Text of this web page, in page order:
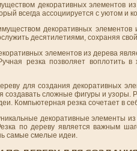
декоративных элементов
всегда ассоциируется с уютом и
декоративных элементов
десятилетиями, сохраняя
элементов из дерева
резка позволяет воплотить
для создания декоративных
создавать сложные фигуры и узоры.
Компьютерная резка сочетает в
декоративные элементы
по дереву является важным
самые смелые идеи.